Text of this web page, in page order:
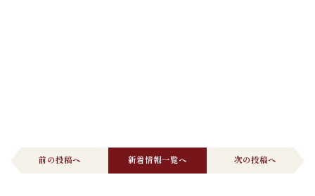
前の投稿へ 新着情報一覧へ 次の投稿へ